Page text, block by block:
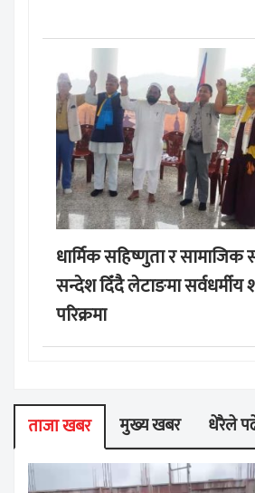
धार्मिक सहिष्णुता र सामाजिक
सन्देश दिँदै लेटाङमा सर्वधर्मीय
परिक्रमा
ताजा खबर मुख्य खबर धेरैले